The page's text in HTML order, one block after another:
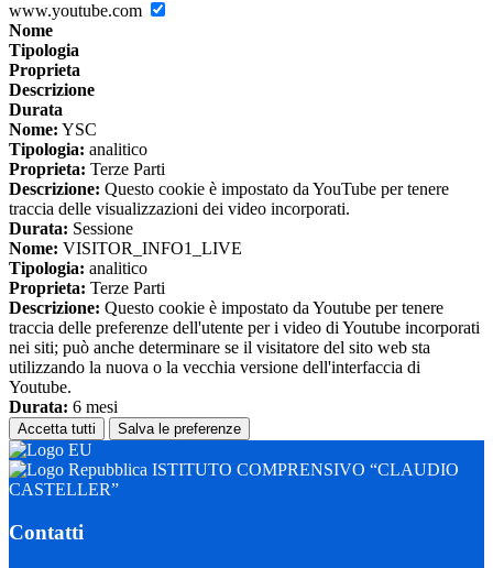
www.youtube.com
Nome
Tipologia
Proprieta
Descrizione
Durata
Nome: YSC
Tipologia: analitico
Proprieta: Terze Parti
Descrizione: Questo cookie è impostato da YouTube per tenere
traccia delle visualizzazioni dei video incorporati.
Durata: Sessione
Nome: VISITOR_INFO1_LIVE
Tipologia: analitico
Proprieta: Terze Parti
Descrizione: Questo cookie è impostato da Youtube per tenere
traccia delle preferenze dell'utente per i video di Youtube incorporati
nei siti; può anche determinare se il visitatore del sito web sta
utilizzando la nuova o la vecchia versione dell'interfaccia di
Youtube.
Durata: 6 mesi
Accetta tutti Salva le preferenze
ISTITUTO COMPRENSIVO “CLAUDIO
CASTELLER”
Contatti